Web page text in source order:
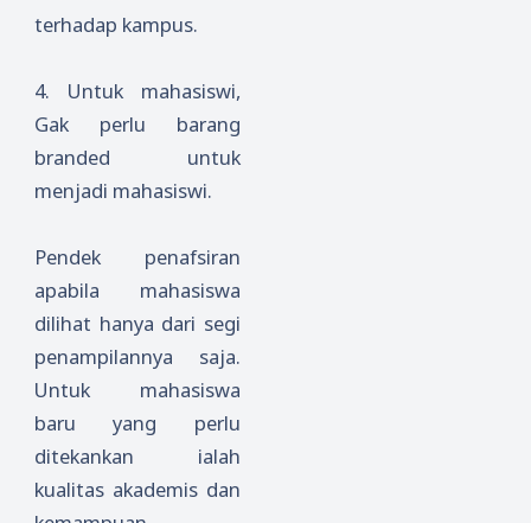
terhadap kampus.
4.
Untuk mahasiswi,
Gak perlu barang
branded untuk
menjadi mahasiswi.
Pendek penafsiran
apabila mahasiswa
dilihat hanya dari segi
penampilannya saja.
Untuk mahasiswa
baru yang perlu
ditekankan ialah
kualitas akademis dan